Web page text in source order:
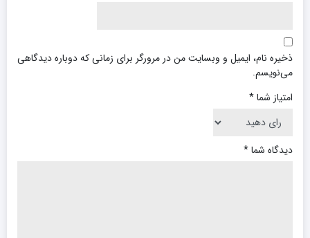
ذخیره نام، ایمیل و وبسایت من در مرورگر برای زمانی که دوباره دیدگاهی
می‌نویسم.
امتیاز شما*
دیدگاه شما*